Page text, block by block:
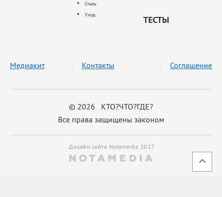
Стиль
Уход
ТЕСТЫ
© 2026 КТО?ЧТО?ГДЕ?
Все права защищены законом
Медиакит Контакты Соглашение
Дизайн сайта Notamedia 2017